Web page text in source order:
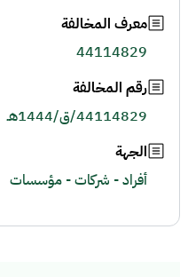
معرف المخالفة
44114829
رقم المخالفة
44114829/ق/1444هـ
الجهة
أفراد - شركات - مؤسسات